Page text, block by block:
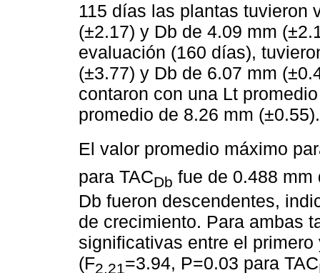
115 días las plantas tuvieron
(±2.17) y Db de 4.09 mm
evaluación (160 días),
(±3.77) y Db de 6.07 mm
contaron con una Lt
promedio de 8.26 mm (±0.55).
El valor promedio máximo
para TACDb fue de 0.488 mm
Db fueron descendentes,
de crecimiento. Para ambas
significativas entre el
(F2.21=3.94, P=0.03 para TAC